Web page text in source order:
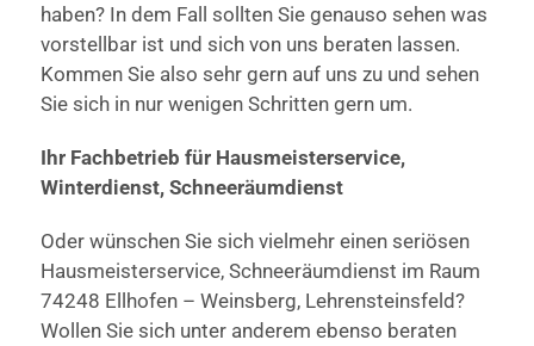
haben? In dem Fall sollten Sie genauso sehen was
vorstellbar ist und sich von uns beraten lassen.
Kommen Sie also sehr gern auf uns zu und sehen
Sie sich in nur wenigen Schritten gern um.
Ihr Fachbetrieb für Hausmeisterservice,
Winterdienst, Schneeräumdienst
Oder wünschen Sie sich vielmehr einen seriösen
Hausmeisterservice, Schneeräumdienst im Raum
74248 Ellhofen – Weinsberg, Lehrensteinsfeld?
Wollen Sie sich unter anderem ebenso beraten